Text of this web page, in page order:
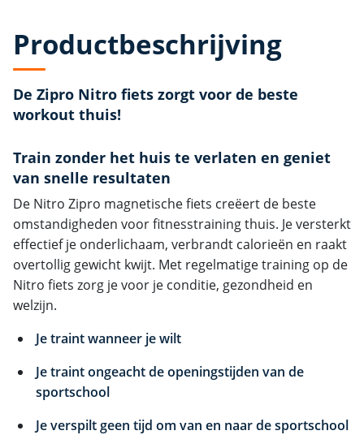
Productbeschrijving
De Zipro Nitro fiets zorgt voor de beste
workout thuis!
Train zonder het huis te verlaten en geniet
van snelle resultaten
De Nitro Zipro magnetische fiets creëert de beste
omstandigheden voor fitnesstraining thuis. Je versterkt
effectief je onderlichaam, verbrandt calorieën en raakt
overtollig gewicht kwijt. Met regelmatige training op de
Nitro fiets zorg je voor je conditie, gezondheid en
welzijn.
Je traint wanneer je wilt
Je traint ongeacht de openingstijden van de
sportschool
Je verspilt geen tijd om van en naar de sportschool